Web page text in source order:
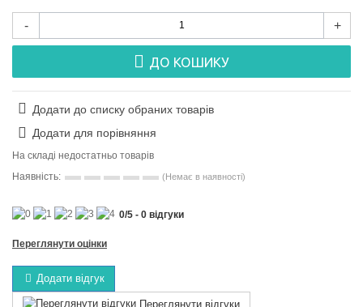
- +
ДО КОШИКУ
Додати до списку обраних товарів
Додати для порівняння
На складі недостатньо товарів
Наявність:
(Немає в наявності)
0/5 - 0 відгуки
Переглянути оцінки
Додати відгук
Переглянути відгуки